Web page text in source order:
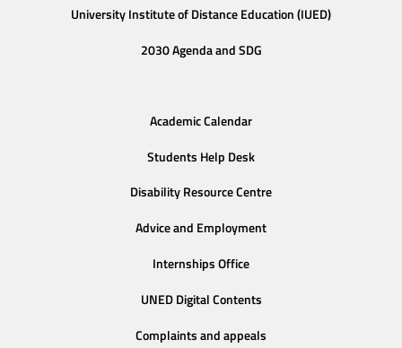
University Institute of Distance Education (IUED)
2030 Agenda and SDG
Academic Calendar
Students Help Desk
Disability Resource Centre
Advice and Employment
Internships Office
UNED Digital Contents
Complaints and appeals